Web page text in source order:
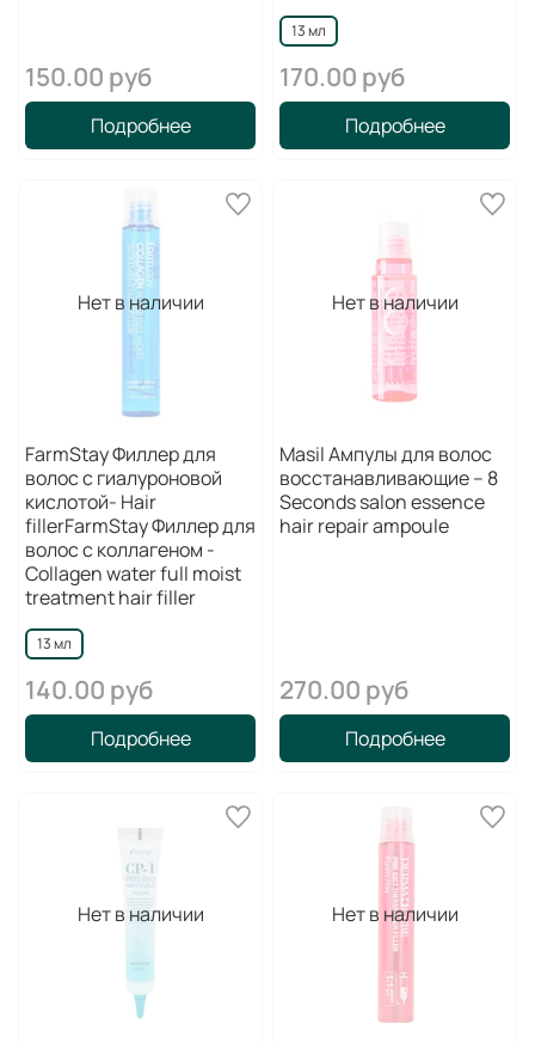
150.00 руб
Подробнее
13 мл
170.00 руб
Подробнее
Нет в наличии
FarmStay Филлер для
волос с гиалуроновой
кислотой- Hair
fillerFarmStay Филлер для
волос с коллагеном -
Collagen water full moist
treatment hair filler
13 мл
140.00 руб
Подробнее
Нет в наличии
Masil Ампулы для волос
восстанавливающие – 8
Seconds salon essence
hair repair ampoule
270.00 руб
Подробнее
Нет в наличии Нет в наличии